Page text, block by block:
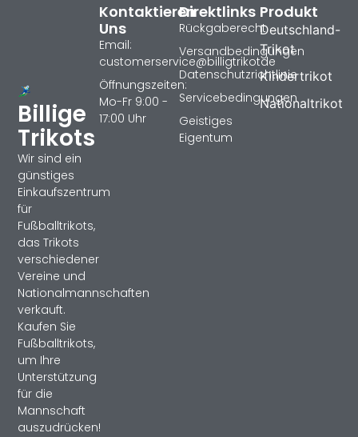
Billige
Trikots
Wir sind ein
günstiges
Einkaufszentrum
für
Fußballtrikots,
das Trikots
verschiedener
Vereine und
Nationalmannschaften
verkauft.
Kaufen Sie
Fußballtrikots,
um Ihre
Unterstützung
für die
Mannschaft
auszudrücken!
Produkt
Deutschland-
Trikot
Kindertrikot
Nationaltrikot
Direktlinks
Rückgaberecht
Versandbedingungen
Datenschutzrichtlinie
Servicebedingungen
Geistiges
Eigentum
Kontaktieren
Uns
Email:
customerservice@billigtrikotde
Öffnungszeiten:
Mo-Fr 9:00 -
17:00 Uhr